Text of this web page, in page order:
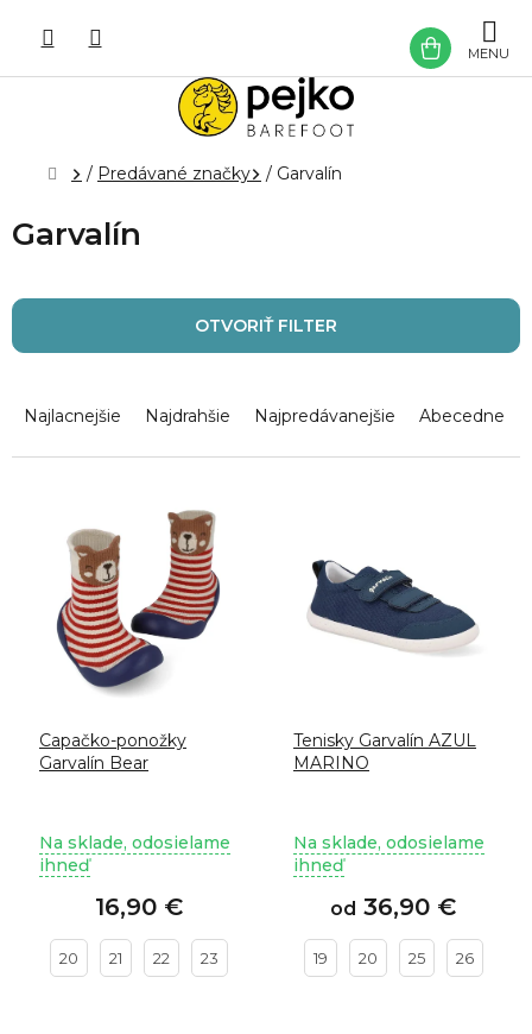
obsah
Domov
/ Predávané značky / Garvalín
Garvalín
OTVORIŤ FILTER
e
Najlacnejšie Najdrahšie Najpredávanejšie Abecedne
Capačko-ponožky
Garvalín Bear
Na sklade, odosielame
ihneď
16,90 €
20 21 22 23
Tenisky Garvalín AZUL
MARINO
Na sklade, odosielame
ihneď
od 36,90 €
19 20 25 26